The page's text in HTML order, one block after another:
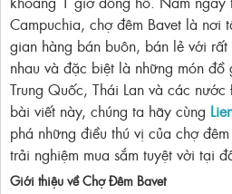
Campuchia, chợ đêm Bavet là nơi
gian hàng bán buôn, bán lẻ với
nhau và đặc biệt là những món
Trung Quốc, Thái Lan và các
bài viết này, chúng ta hãy cùng
phá những điều thú vị của chợ
trải nghiệm mua sắm tuyệt vời tại
Giới thiệu về Chợ Đêm Bavet